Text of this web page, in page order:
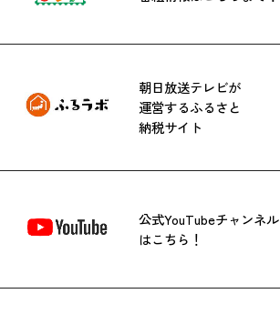
朝日放送テレビが
運営するふるさと
納税サイト
公式YouTubeチャンネル
はこちら！